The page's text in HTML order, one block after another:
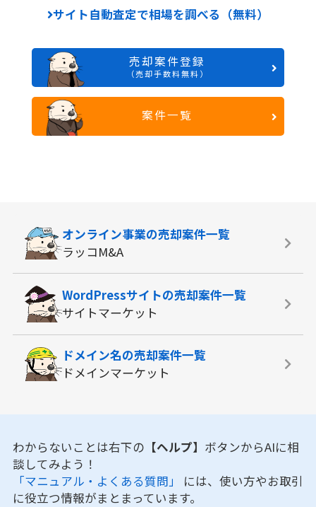
サイト自動査定で相場を調べる（無料）
売却案件登録
（売却手数料無料）
案件一覧
オンライン事業の売却案件一覧
ラッコM&A
WordPressサイトの売却案件一覧
サイトマーケット
ドメイン名の売却案件一覧
ドメインマーケット
わからないことは右下の 【ヘルプ】 ボタンからAIに相
談してみよう！
「マニュアル・よくある質問」 には、使い方やお取引
に役立つ情報がまとまっています。